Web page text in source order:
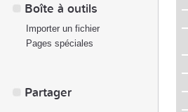
Boîte à outils
Importer un fichier
Pages spéciales
Partager